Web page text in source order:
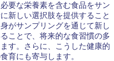
要な栄養素を含む食品をサン
新しい選択肢を提供すること
がサンプリングを通じて新し
ことで、将来的な食習慣の多
す。さらに、こうした健康的
育にも寄与します。